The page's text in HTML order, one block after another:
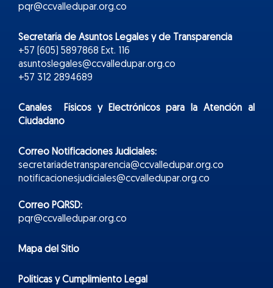
pqr@ccvalledupar.org.co
Secretaría de Asuntos Legales y de Transparencia
+57 (605) 5897868 Ext. 116
asuntoslegales@ccvalledupar.org.co
+57 312 2894689
Canales Físicos yElectrónicospara la Atención al
Ciudadano
Correo Notificaciones Judiciales:
secretariadetransparencia@ccvalledupar.org.co
notificacionesjudiciales@ccvalledupar.org.co
Correo PQRSD:
pqr@ccvalledupar.org.co
Mapa del Sitio
Políticas y Cumplimiento Legal